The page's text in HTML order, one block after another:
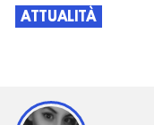
ATTUALITÀ